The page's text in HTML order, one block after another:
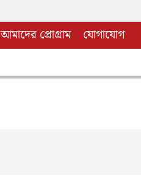
আমাদের প্রোগ্রাম যোগাযোগ